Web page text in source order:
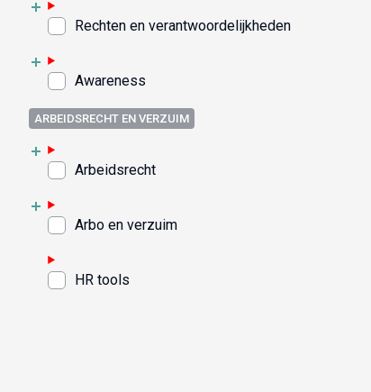
Rechten en verantwoordelijkheden
Awareness
ARBEIDSRECHT EN VERZUIM
Arbeidsrecht
Arbo en verzuim
HR tools